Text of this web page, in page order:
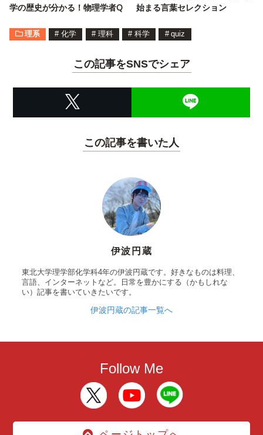
学の歴史が分かる！物理学者Q
始まる言葉セレクション
理系 # 化学 # 理科 # 科学 # quiz
この記事をSNSでシェア
この記事を書いた人
伊波円蔵
東北大学理学部化学科4年の伊波円蔵です。好きなものは料理、
言語、インターネットなど。日常を豊かにする（かもしれな
い）記事を書いていきたいです。
伊波円蔵の記事一覧へ
Follow Me